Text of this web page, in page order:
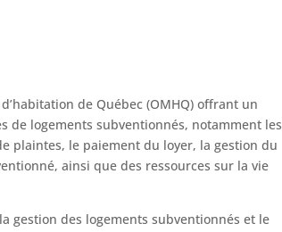
de Québec (OMHQ) offrant un
de logements subventionnés, notamment les
plaintes, le paiement du loyer, la gestion du
ainsi que des ressources sur la vie
gestion des logements subventionnés et le